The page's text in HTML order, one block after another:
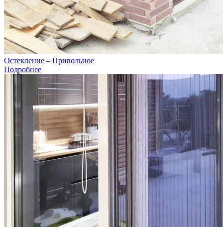
Остекление – Привольное
Подробнее